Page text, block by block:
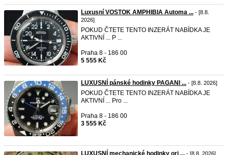
Luxusní VOSTOK AMPHIBIA Automa ... - [8.8.
2026]
POKUD ČTETE TENTO INZERÁT NABÍDKA JE
AKTIVNÍ ... P ...
Praha 8 - 186 00
5 555 Kč
LUXUSNÍ pánské hodinky PAGANI ... - [8.8. 2026]
POKUD ČTETE TENTO INZERÁT NABÍDKA JE
AKTIVNÍ ... Pro ...
Praha 8 - 186 00
3 555 Kč
LUXUSNÍ mechanické hodinky ori ... - [8.8. 2026]